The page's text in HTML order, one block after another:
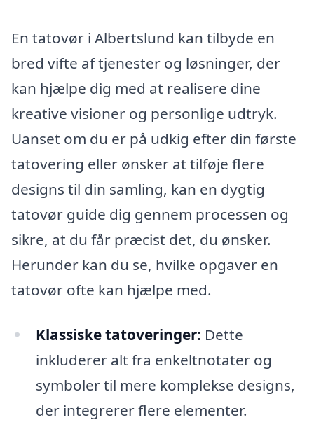
En tatovør i Albertslund kan tilbyde en
bred vifte af tjenester og løsninger, der
kan hjælpe dig med at realisere dine
kreative visioner og personlige udtryk.
Uanset om du er på udkig efter din første
tatovering eller ønsker at tilføje flere
designs til din samling, kan en dygtig
tatovør guide dig gennem processen og
sikre, at du får præcist det, du ønsker.
Herunder kan du se, hvilke opgaver en
tatovør ofte kan hjælpe med.
Klassiske tatoveringer: Dette
inkluderer alt fra enkeltnotater og
symboler til mere komplekse designs,
der integrerer flere elementer.